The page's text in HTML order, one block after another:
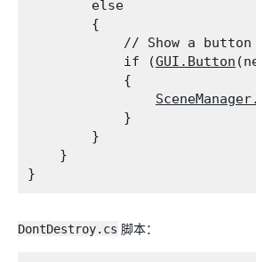
        else
        {
// Show a
            if (
GUI.Button
            {
            }
        }
    }
DontDestroy.cs 脚本：